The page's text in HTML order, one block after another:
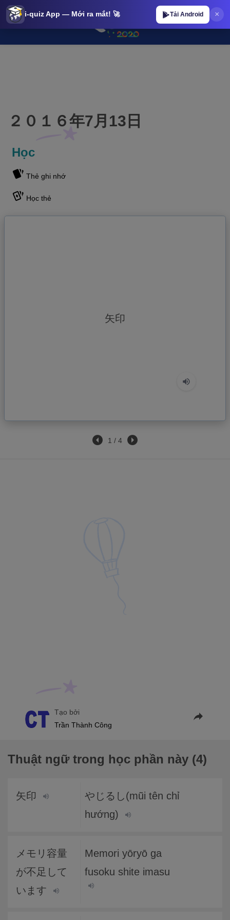
２０１６年7月13日 | iQuiz@stop ２０１６年7月13日 | iQuiz@stop
２０１６年7月13日
Học
Thẻ ghi nhớ
Học thẻ
矢印
やじるし(mũi tên chỉ hướng)
1 / 4
Tạo bởi
Trần Thành Công
Thuật ngữ trong học phần này (4)
矢印
やじるし(mũi tên chỉ
hướng)
メモリ容量
が不足して
います
Memori yōryō ga
fusoku shite imasu
i-quiz App — Mới ra mắt! 🚀 Tải Android ×